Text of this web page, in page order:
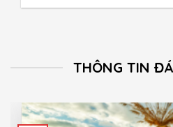
THÔNG TIN